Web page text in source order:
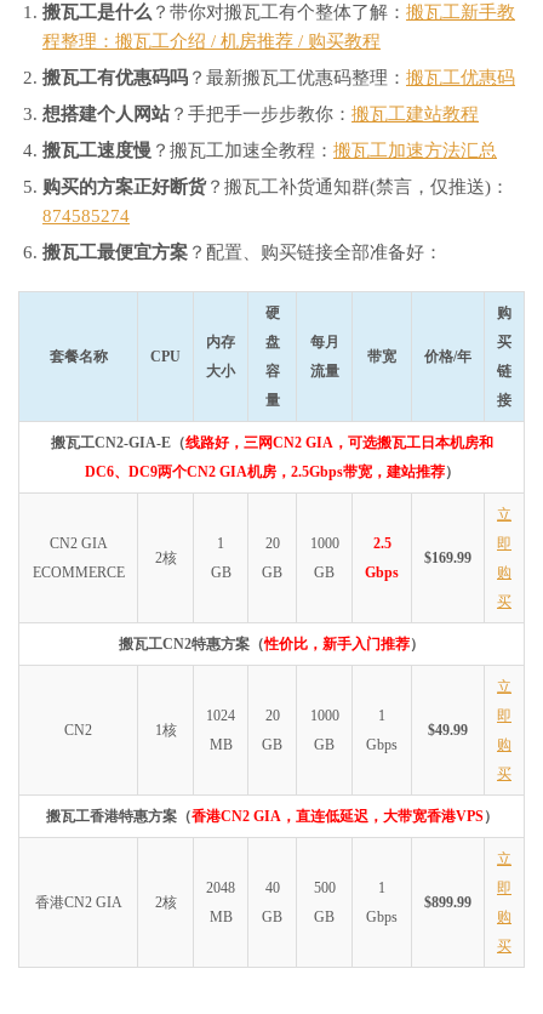
搬瓦工是什么 ？带你对搬瓦工有个整体了解： 搬瓦工新手教
程整理：搬瓦工介绍 / 机房推荐 / 购买教程
搬瓦工有优惠码吗 ？最新搬瓦工优惠码整理： 搬瓦工优惠码
想搭建个人网站？手把手一步步教你： 搬瓦工建站教程
搬瓦工速度慢 ？搬瓦工加速全教程： 搬瓦工加速方法汇总
购买的方案正好断货？搬瓦工补货通知群(禁言，仅推送)：
874585274
搬瓦工最便宜方案 ？配置、购买链接全部准备好：
套餐名称 CPU
内存
大小
硬
盘
容
量
每月
流量
带宽 价格/年
购
买
链
接
搬瓦工CN2-GIA-E（线路好，三网CN2 GIA，可选搬瓦工日本机房和
DC6、DC9两个CN2 GIA机房，2.5Gbps带宽，建站推荐）
CN2 GIA
ECOMMERCE
2核
1
GB
20
GB
1000
GB
2.5
Gbps
$169.99
立
即
购
买
搬瓦工CN2特惠方案（性价比，新手入门推荐）
CN2 1核
1024
MB
20
GB
1000
GB
1
Gbps
$49.99
立
即
购
买
搬瓦工香港特惠方案（香港CN2 GIA，直连低延迟，大带宽香港VPS）
香港CN2 GIA 2核
2048
MB
40
GB
500
GB
1
Gbps
$899.99
立
即
购
买